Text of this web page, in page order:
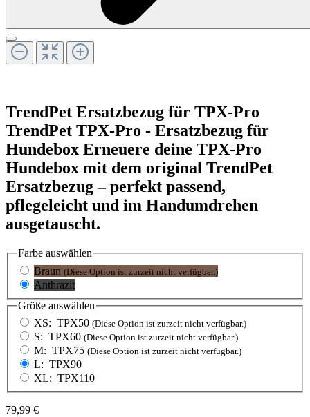
TrendPet Ersatzbezug für TPX-Pro
TrendPet TPX-Pro - Ersatzbezug für
Hundebox Erneuere deine TPX-Pro
Hundebox mit dem original TrendPet
Ersatzbezug – perfekt passend,
pflegeleicht und im Handumdrehen
ausgetauscht.
Farbe auswählen
Braun (Diese Option ist zurzeit nicht verfügbar.)
Anthrazit
Größe auswählen
XS: TPX50 (Diese Option ist zurzeit nicht verfügbar.)
S: TPX60 (Diese Option ist zurzeit nicht verfügbar.)
M: TPX75 (Diese Option ist zurzeit nicht verfügbar.)
L: TPX90
XL: TPX110
79,99 €